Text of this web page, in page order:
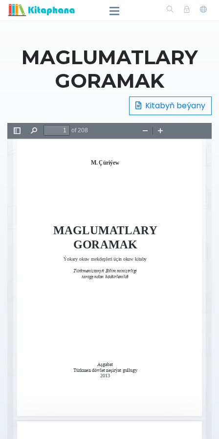
MAGLUMATLARY
GORAMAK
Kitabyň beýany